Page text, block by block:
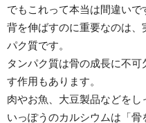
でもこれって本当は間違いで
背を伸ばすのに重要なのは
パク質です。
タンパク質は骨の成長に不
す作用もあります。
肉やお魚、大豆製品などをし
いっぽうのカルシウムは「骨